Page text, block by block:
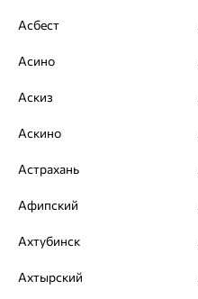
Асбест
Асино
Аскиз
Аскино
Астрахань
Афипский
Ахтубинск
Ахтырский